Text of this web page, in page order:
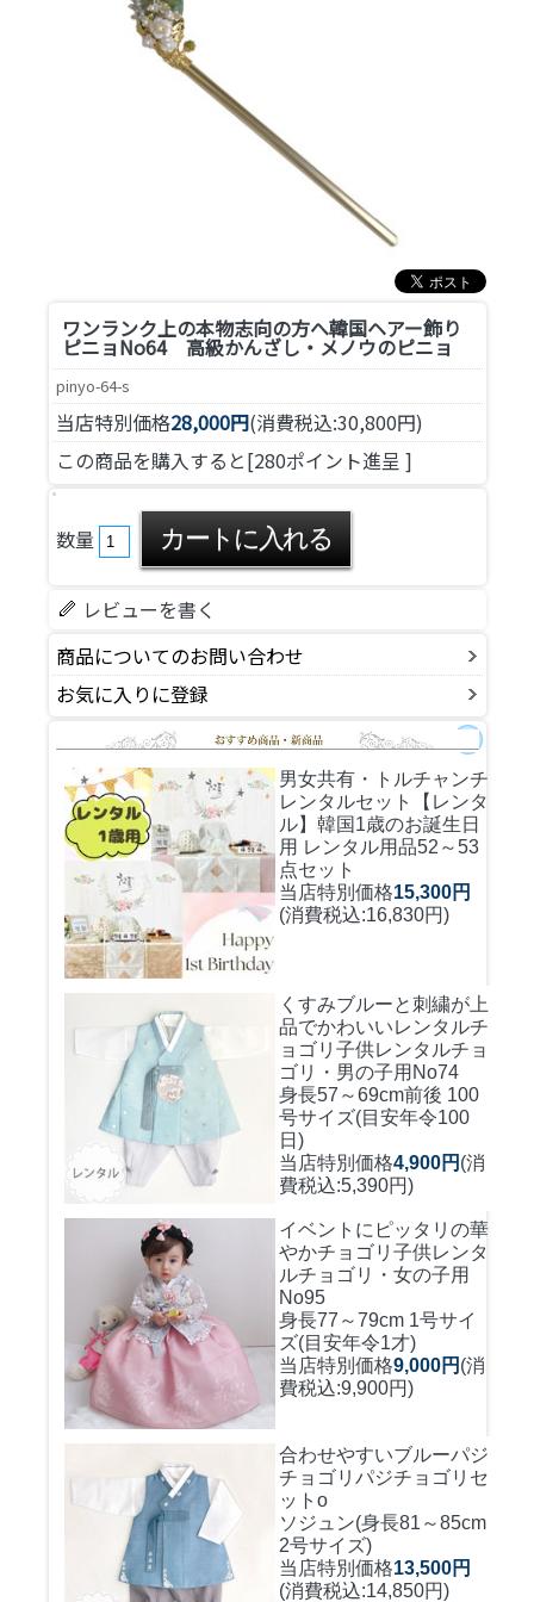
ワンランク上の本物志向の方へ韓国ヘアー飾り
ピニョNo64 高級かんざし・メノウのピニョ
pinyo-64-s
当店特別価格28,000円(消費税込:30,800円)
この商品を購入すると[280ポイント進呈 ]
数量
レビューを書く
商品についてのお問い合わせ
お気に入りに登録
男女共有・トルチャンチ
レンタルセット
【レンタ
ル】韓国1歳のお誕生日
用 レンタル用品52～53
点セット
当店特別価格15,300円
(消費税込:16,830円)
くすみブルーと刺繍が上
品でかわいいレンタルチ
ョゴリ 子供レンタルチョ
ゴリ・男の子用No74
身長57～69cm前後 100
号サイズ(目安年令100
日)
当店特別価格4,900円 (消
費税込:5,390円)
イベントにピッタリの華
やかチョゴリ 子供レンタ
ルチョゴリ・女の子用
No95
身長77～79cm 1号サイ
ズ(目安年令1才)
当店特別価格9,000円 (消
費税込:9,900円)
合わせやすいブルーパジ
チョゴリ パジチョゴリセ
ットo
ソジュン(身長81～85cm
2号サイズ)
当店特別価格13,500円
(消費税込:14,850円)